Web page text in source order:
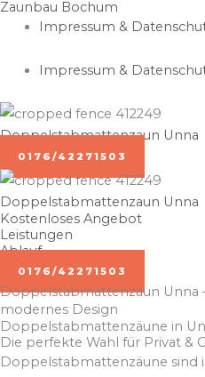
Zum
Inhalt
Zaunbau Bochum
Impressum &
Impressum &
Doppelstabmattenzaun Unna
0176/42271503
Doppelstabmattenzaun Unna
Kostenloses Angebot
Leistungen
Ablauf
0176/42271503
Doppelstabmattenzaun Unna
modernes Design
Doppelstabmattenzäune in
Die perfekte Wahl für Privat &
Doppelstabmattenzäune sind